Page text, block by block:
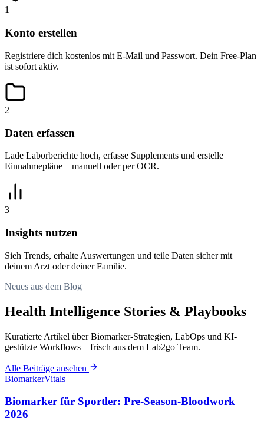
1
Konto erstellen
Registriere dich kostenlos mit E-Mail und Passwort. Dein Free-Plan
ist sofort aktiv.
2
Daten erfassen
Lade Laborberichte hoch, erfasse Supplements und erstelle
Einnahmepläne – manuell oder per OCR.
3
Insights nutzen
Sieh Trends, erhalte Auswertungen und teile Daten sicher mit
deinem Arzt oder deiner Familie.
Neues aus dem Blog
Health Intelligence Stories & Playbooks
Kuratierte Artikel über Biomarker-Strategien, LabOps und KI-
gestützte Workflows – frisch aus dem Lab2go Team.
Alle Beiträge ansehen
BiomarkerVitals
Biomarker für Sportler: Pre-Season-Bloodwork
2026